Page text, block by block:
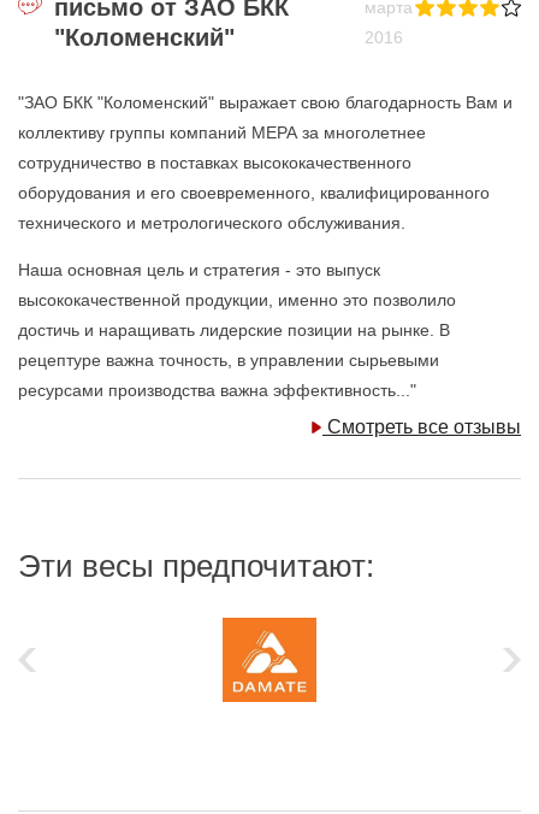
письмо от ЗАО БКК
"Коломенский"
марта
2016
"ЗАО БКК "Коломенский" выражает свою благодарность Вам и
коллективу группы компаний МЕРА за многолетнее
сотрудничество в поставках высококачественного
оборудования и его своевременного, квалифицированного
технического и метрологического обслуживания.
Наша основная цель и стратегия - это выпуск
высококачественной продукции, именно это позволило
достичь и наращивать лидерские позиции на рынке. В
рецептуре важна точность, в управлении сырьевыми
ресурсами производства важна эффективность..."
Смотреть все отзывы
Эти весы предпочитают: